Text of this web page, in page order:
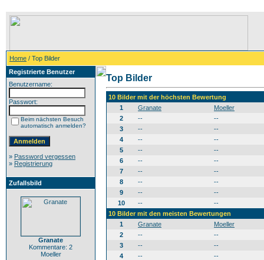
Home / Top Bilder
Registrierte Benutzer
Benutzername:
Passwort:
Beim nächsten Besuch
automatisch anmelden?
» Password vergessen
» Registrierung
Zufallsbild
Granate
Kommentare: 2
Moeller
Top Bilder
10 Bilder mit der höchsten Bewertung
1
Granate
Moeller
2
--
--
3
--
--
4
--
--
5
--
--
6
--
--
7
--
--
8
--
--
9
--
--
10
--
--
10 Bilder mit den meisten Bewertungen
1
Granate
Moeller
2
--
--
3
--
--
4
--
--